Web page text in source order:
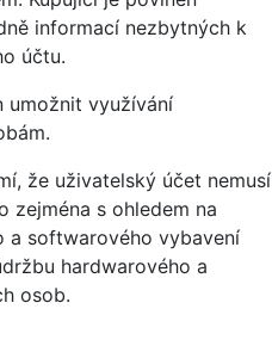
informací nezbytných k
účtu.
umožnit využívání
že uživatelský účet nemusí
zejména s ohledem na
a softwarového vybavení
hardwarového a
osob.